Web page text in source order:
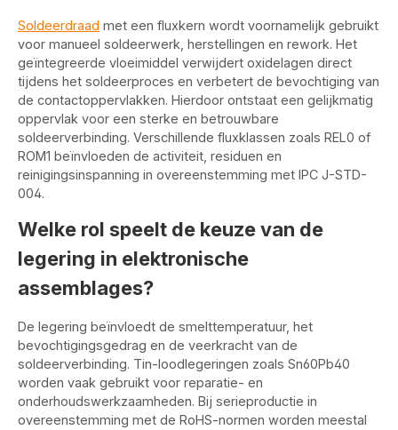
Soldeerdraad met een fluxkern wordt voornamelijk gebruikt
voor manueel soldeerwerk, herstellingen en rework. Het
geïntegreerde vloeimiddel verwijdert oxidelagen direct
tijdens het soldeerproces en verbetert de bevochtiging van
de contactoppervlakken. Hierdoor ontstaat een gelijkmatig
oppervlak voor een sterke en betrouwbare
soldeerverbinding. Verschillende fluxklassen zoals REL0 of
ROM1 beïnvloeden de activiteit, residuen en
reinigingsinspanning in overeenstemming met IPC J-STD-
004.
Welke rol speelt de keuze van de
legering in elektronische
assemblages?
De legering beïnvloedt de smelttemperatuur, het
bevochtigingsgedrag en de veerkracht van de
soldeerverbinding. Tin-loodlegeringen zoals Sn60Pb40
worden vaak gebruikt voor reparatie- en
onderhoudswerkzaamheden. Bij serieproductie in
overeenstemming met de RoHS-normen worden meestal